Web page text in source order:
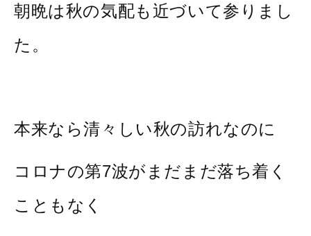
朝晩は秋の気配も近づいて参りまし
た。
本来なら清々しい秋の訪れなのに
コロナの第7波がまだまだ落ち着く
こともなく